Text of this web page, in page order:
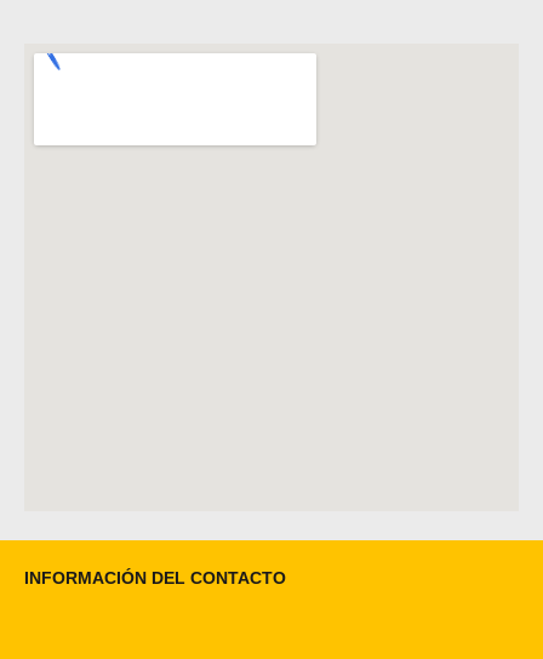
INFORMACIÓN DEL CONTACTO